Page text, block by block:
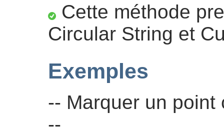
Cette méthode
Circular String et
Exemples
-- Marquer un point
--